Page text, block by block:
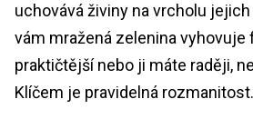
uchovává živiny na vrcholu
vám mražená zelenina vyhovuje
praktičtější nebo ji máte raději,
Klíčem je pravidelná rozmanitost.